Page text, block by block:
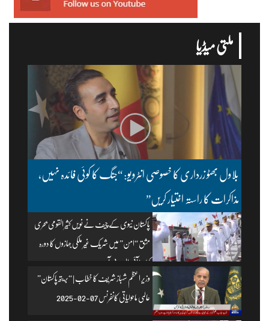
ملتی میڈیا
بلاول بھٹو زرداری کا خصوصی انٹرویو: “جنگ کا کوئی فائدہ نہیں،
مذاکرات کا راستہ اختیار کریں”
پاکستان نیوی کے چیف نے نویں کثیر القومی بحری
مشق “امن” میں شریک غیر ملکی جہازوں کا دورہ
کیا۔ | آئی ایس پی آر
وزیرِ اعظم شہباز شریف کا خطاب | “بریتھ پاکستان”
عالمی ماحولیاتی کانفرنس 07-02-2025